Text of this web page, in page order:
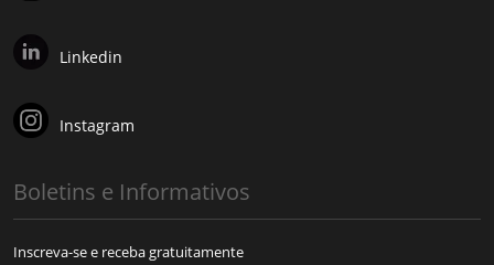
Linkedin
Instagram
Boletins e Informativos
Inscreva-se e receba gratuitamente